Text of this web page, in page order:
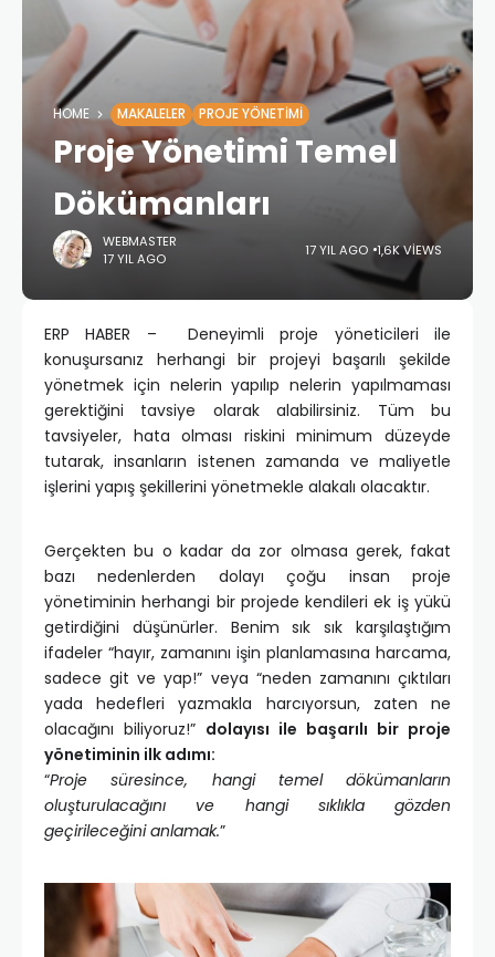
HOME MAKALELER PROJE YÖNETIMI
Proje Yönetimi Temel
Dökümanları
WEBMASTER
17 YIL AGO
17 YIL AGO 1,6K VIEWS
ERP HABER – Deneyimli proje yöneticileri ile
konuşursanız herhangi bir projeyi başarılı şekilde
yönetmek için nelerin yapılıp nelerin yapılmaması
gerektiğini tavsiye olarak alabilirsiniz. Tüm bu
tavsiyeler, hata olması riskini minimum düzeyde
tutarak, insanların istenen zamanda ve maliyetle
işlerini yapış şekillerini yönetmekle alakalı olacaktır.
Gerçekten bu o kadar da zor olmasa gerek, fakat
bazı nedenlerden dolayı çoğu insan proje
yönetiminin herhangi bir projede kendileri ek iş yükü
getirdiğini düşünürler. Benim sık sık karşılaştığım
ifadeler “hayır, zamanını işin planlamasına harcama,
sadece git ve yap!” veya “neden zamanını çıktıları
yada hedefleri yazmakla harcıyorsun, zaten ne
olacağını biliyoruz!” dolayısı ile başarılı bir proje
yönetiminin ilk adımı:
“Proje süresince, hangi temel dökümanların
oluşturulacağını ve hangi sıklıkla gözden
geçirileceğini anlamak.”